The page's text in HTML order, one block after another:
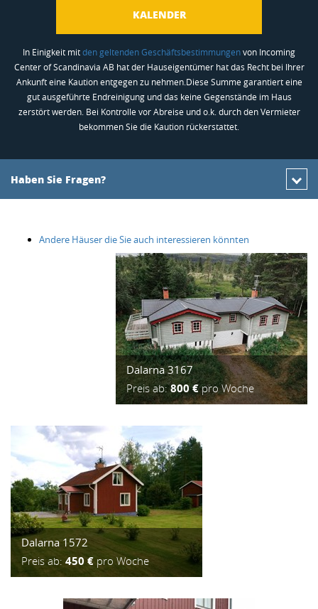
KALENDER
In Einigkeit mitden geltenden Geschäftsbestimmungenvon Incoming
Center of Scandinavia AB hat der Hauseigentümer hat das Recht bei Ihrer
Ankunft eine Kaution entgegen zu nehmen.Diese Summe garantiert eine
gut ausgeführte Endreinigung und das keine Gegenstände im Haus
zerstört werden. Bei Kontrolle vor Abreise und o.k. durch den Vermieter
bekommen Sie die Kaution rückerstattet.
Haben Sie Fragen?
Andere Häuser die Sie auch interessieren könnten
Dalarna 3167
Preis ab:800 €pro Woche
Dalarna 1572
Preis ab: 450 € pro Woche